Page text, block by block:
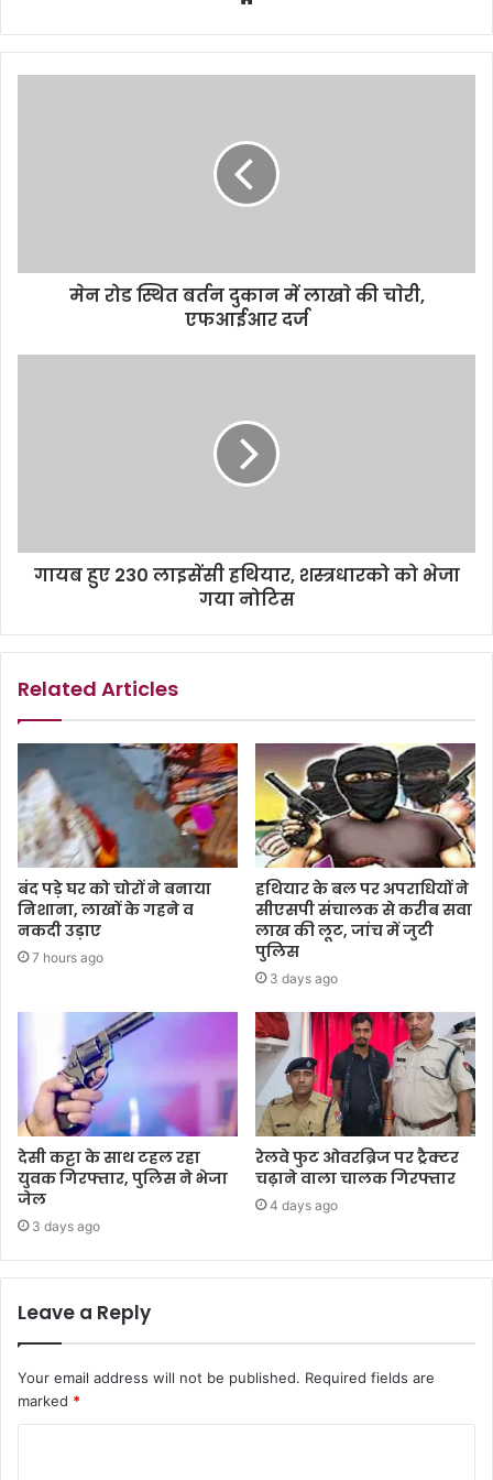
b
s
e
मेन रोड स्थित बर्तन दुकान में लाखाे की चाेरी,
एफआईआर दर्ज
गायब हुए 230 लाइसेंसी हथियार, शस्त्रधारको को भेजा
गया नोटिस
Related Articles
बंद पड़े घर को चोरों ने बनाया
निशाना, लाखों के गहने व
नकदी उड़ाए
7 hours ago
हथियार के बल पर अपराधियों ने
सीएसपी संचालक से करीब सवा
लाख की लूट, जांच में जुटी
पुलिस
3 days ago
देसी कट्टा के साथ टहल रहा
युवक गिरफ्तार, पुलिस ने भेजा
जेल
3 days ago
रेलवे फुट ओवरब्रिज पर ट्रैक्टर
चढ़ाने वाला चालक गिरफ्तार
4 days ago
Leave a Reply
Your email address will not be published. Required fields are
marked *